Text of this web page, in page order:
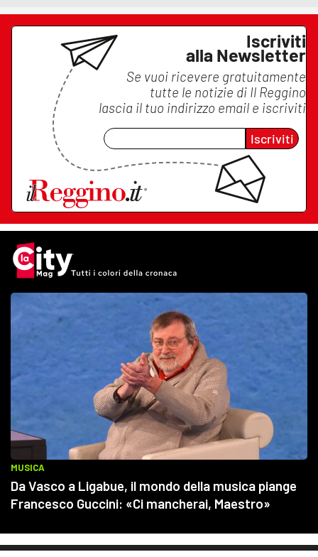
Iscriviti
alla Newsletter
Se vuoi ricevere gratuitamente
tutte le notizie di Il Reggino
lascia il tuo indirizzo email e iscriviti
Iscriviti